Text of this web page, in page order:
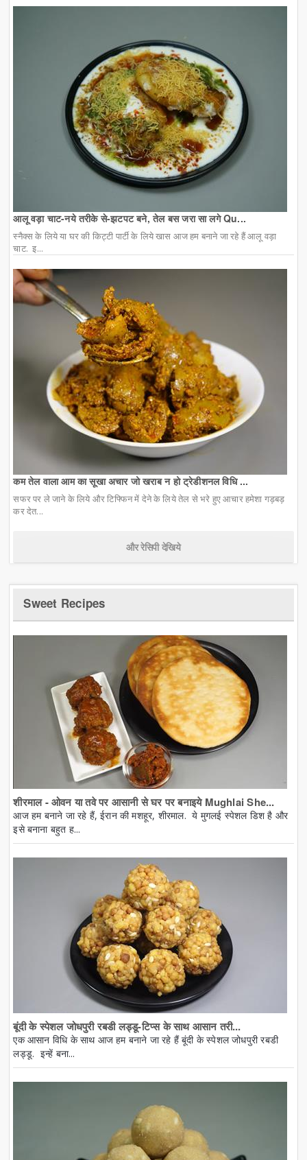
आलू वड़ा चाट-नये तरीके से-झटपट बने, तेल बस जरा सा लगे Qu...
स्नैक्स के लिये या घर की किट्टी पार्टी के लिये खास आज हम बनाने जा रहे हैं आलू वड़ा
चाट. इ...
कम तेल वाला आम का सूखा अचार जो खराब न हो ट्रेडीशनल विधि ...
सफर पर ले जाने के लिये और टिफ्फिन में देने के लिये तेल से भरे हुए आचार हमेशा गड़बड़
कर देत...
और रेसिपी देखिये
Sweet Recipes
शीरमाल - ओवन या तवे पर आसानी से घर पर बनाइये Mughlai She...
आज हम बनाने जा रहे हैं, ईरान की मशहूर, शीरमाल. ये मुगलई स्पेशल डिश है और
इसे बनाना बहुत ह...
बूंदी के स्पेशल जोधपुरी रबडी लड्डू-टिप्स के साथ आसान तरी...
एक आसान विधि के साथ आज हम बनाने जा रहे हैं बूंदी के स्पेशल जोधपुरी रबडी
लड्डू. इन्हें बना...